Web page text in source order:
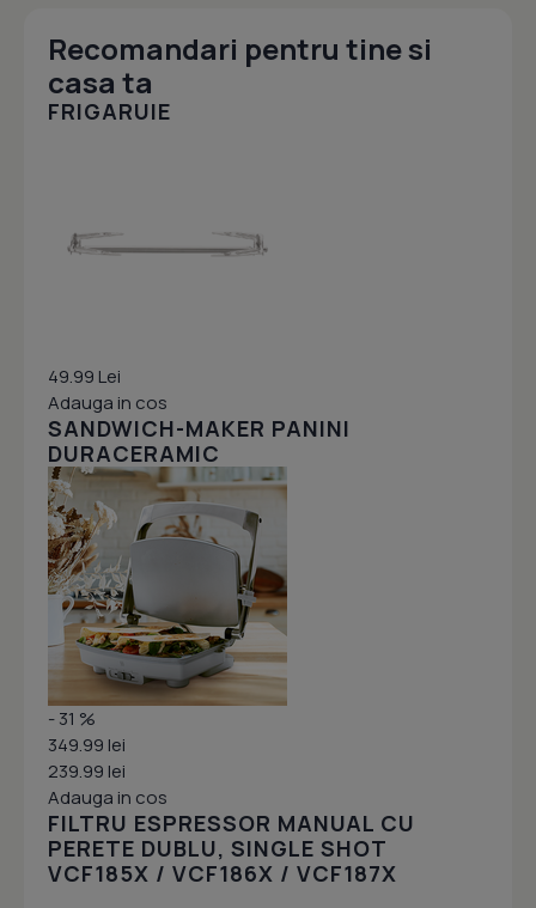
Recomandari pentru tine si
casa ta
FRIGARUIE
49.99 Lei
Adauga in cos
SANDWICH-MAKER PANINI
DURACERAMIC
- 31 %
349.99 lei
239.99 lei
Adauga in cos
FILTRU ESPRESSOR MANUAL CU
PERETE DUBLU, SINGLE SHOT
VCF185X / VCF186X / VCF187X